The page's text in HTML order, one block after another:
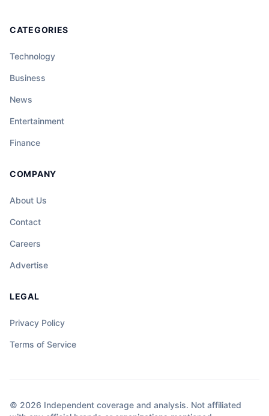
CATEGORIES
Technology
Business
News
Entertainment
Finance
COMPANY
About Us
Contact
Careers
Advertise
LEGAL
Privacy Policy
Terms of Service
© 2026 Independent coverage and analysis. Not affiliated